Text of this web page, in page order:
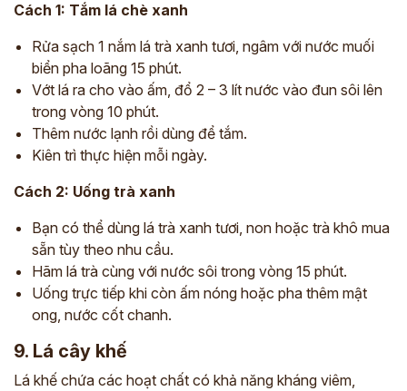
Cách 1: Tắm lá chè xanh
Rửa sạch 1 nắm lá trà xanh tươi, ngâm với nước muối
biển pha loãng 15 phút.
Vớt lá ra cho vào ấm, đổ 2 – 3 lít nước vào đun sôi lên
trong vòng 10 phút.
Thêm nước lạnh rồi dùng để tắm.
Kiên trì thực hiện mỗi ngày.
Cách 2: Uống trà xanh
Bạn có thể dùng lá trà xanh tươi, non hoặc trà khô mua
sẵn tùy theo nhu cầu.
Hãm lá trà cùng với nước sôi trong vòng 15 phút.
Uống trực tiếp khi còn ấm nóng hoặc pha thêm mật
ong, nước cốt chanh.
9. Lá cây khế
Lá khế chứa các hoạt chất có khả năng kháng viêm,